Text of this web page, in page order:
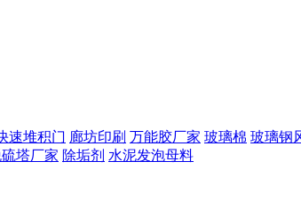
速堆积门 廊坊印刷 万能胶厂家 玻璃棉 玻璃钢
塔厂家 除垢剂 水泥发泡母料